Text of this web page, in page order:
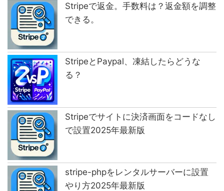
Stripeで返金。手数料は？返金額を調整
できる。
StripeとPaypal、凍結したらどうな
る？
Stripeでサイトに決済画面をコードなし
で設置2025年最新版
stripe-phpをレンタルサーバーに設置
やり方2025年最新版